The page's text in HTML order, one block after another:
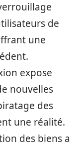
de
une
expose
nouvelles
des
une réalité.
des biens a